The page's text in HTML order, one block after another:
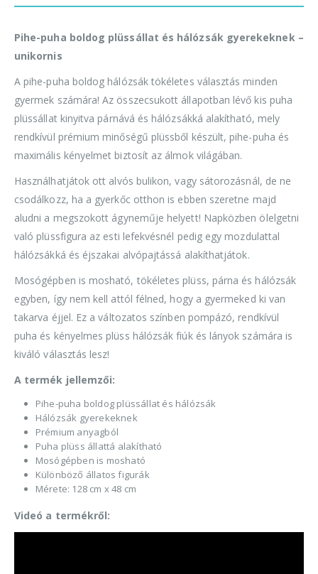
Pihe-puha boldog plüssállat és hálózsák gyerekeknek –
unikornis
A pihe-puha boldog hálózsák tökéletes választás minden
gyermek számára! Az összecsukott állapotban lévő kis puha
plüssállat kinyitva párnává és hálózsákká alakítható, mely
rendkívül prémium minőségű plüssből készült, pihe-puha és
maximális kényelmet biztosít az álmok világában.
Használhatjátok ott alvós bulikon, vagy sátorozásnál, de ne
csodálkozz, ha a gyerkőc otthon is ebben szeretne majd
aludni a megszokott ágyneműje helyett! Napközben ölelgetni
való plüssfigura az esti lefekvésnél pedig egy mozdulattal
hálózsákká és éjszakai alvópajtássá alakíthatjátok.
Mosógépben is mosható, tökéletes plüss, párna és hálózsák
egyben, így nem kell attól félned, hogy a gyermeked ki van
takarva éjjel. Ez a változatos színben pompázó, rendkívül
puha és kényelmes plüss hálózsák fiúk és lányok számára is
kiváló választás lesz!
A termék jellemzői:
Pihe-puha boldog plüssállat és hálózsák
Hálózsák gyerekeknek
Prémium anyagból
Puha plüss állattá alakítható
Mosógépben is mosható
Különböző állatos figurák
Mérete: 128 cm x 48 cm
Videó a termékről: